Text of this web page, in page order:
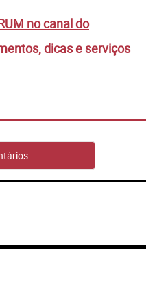
no canal do
dicas e serviços